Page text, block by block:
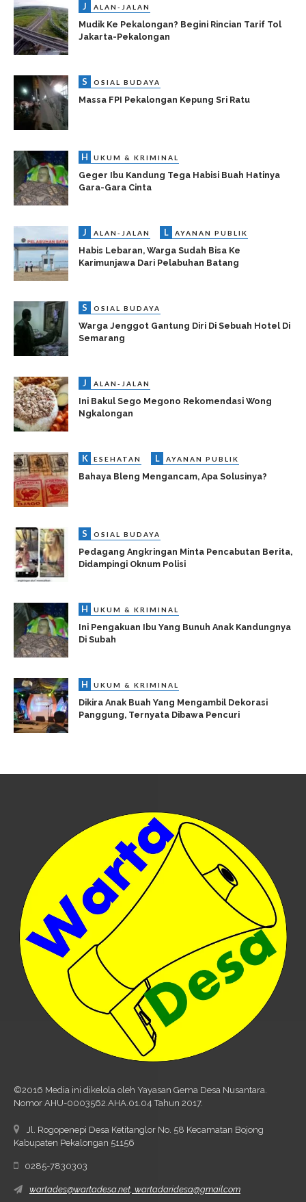
J ALAN-JALAN
Mudik Ke Pekalongan? Begini Rincian Tarif Tol
Jakarta-Pekalongan
S OSIAL BUDAYA
Massa FPI Pekalongan Kepung Sri Ratu
H UKUM & KRIMINAL
Geger Ibu Kandung Tega Habisi Buah Hatinya
Gara-Gara Cinta
J ALAN-JALAN L AYANAN PUBLIK
Habis Lebaran, Warga Sudah Bisa Ke
Karimunjawa Dari Pelabuhan Batang
S OSIAL BUDAYA
Warga Jenggot Gantung Diri Di Sebuah Hotel Di
Semarang
J ALAN-JALAN
Ini Bakul Sego Megono Rekomendasi Wong
Ngkalongan
K ESEHATAN L AYANAN PUBLIK
Bahaya Bleng Mengancam, Apa Solusinya?
S OSIAL BUDAYA
Pedagang Angkringan Minta Pencabutan Berita,
Didampingi Oknum Polisi
H UKUM & KRIMINAL
Ini Pengakuan Ibu Yang Bunuh Anak Kandungnya
Di Subah
H UKUM & KRIMINAL
Dikira Anak Buah Yang Mengambil Dekorasi
Panggung, Ternyata Dibawa Pencuri
©2016 Media ini dikelola oleh Yayasan Gema Desa Nusantara.
Nomor AHU-0003562.AHA.01.04 Tahun 2017.
Jl. Rogopenepi Desa Ketitanglor No. 58 Kecamatan Bojong
Kabupaten Pekalongan 51156
0285-7830303
wartades@wartadesa.net, wartadaridesa@gmail.com